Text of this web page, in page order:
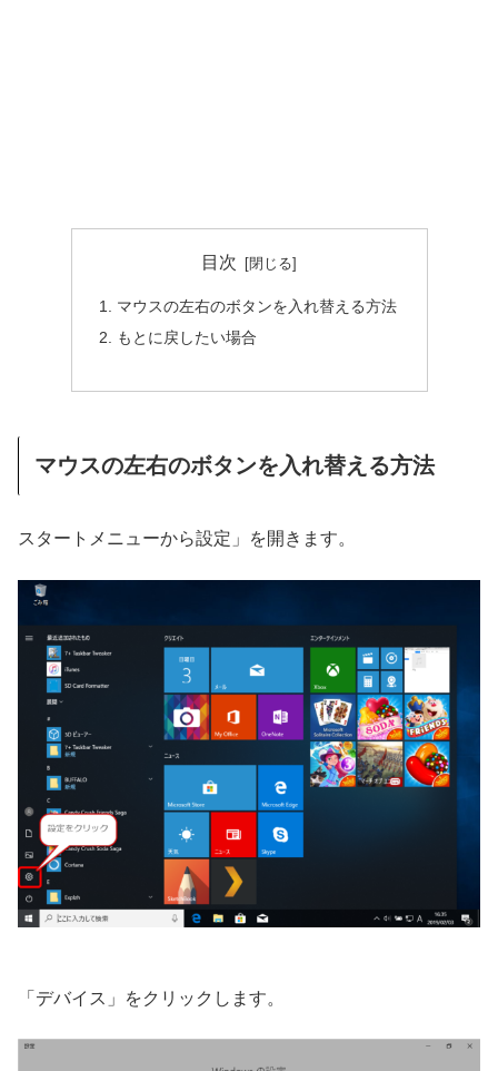
目次
マウスの左右のボタンを入れ替える方法
もとに戻したい場合
マウスの左右のボタンを入れ替える方法
スタートメニューから設定」を開きます。
「デバイス」をクリックします。